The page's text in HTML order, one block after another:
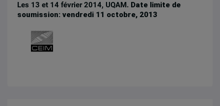
Les 13 et 14 février 2014, UQAM. Date limite de
soumission: vendredi 11 octobre, 2013